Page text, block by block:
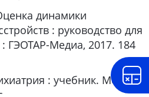
динамики
: руководство для
ГЭОТАР-Медиа, 2017. 184
: учебник. Москва